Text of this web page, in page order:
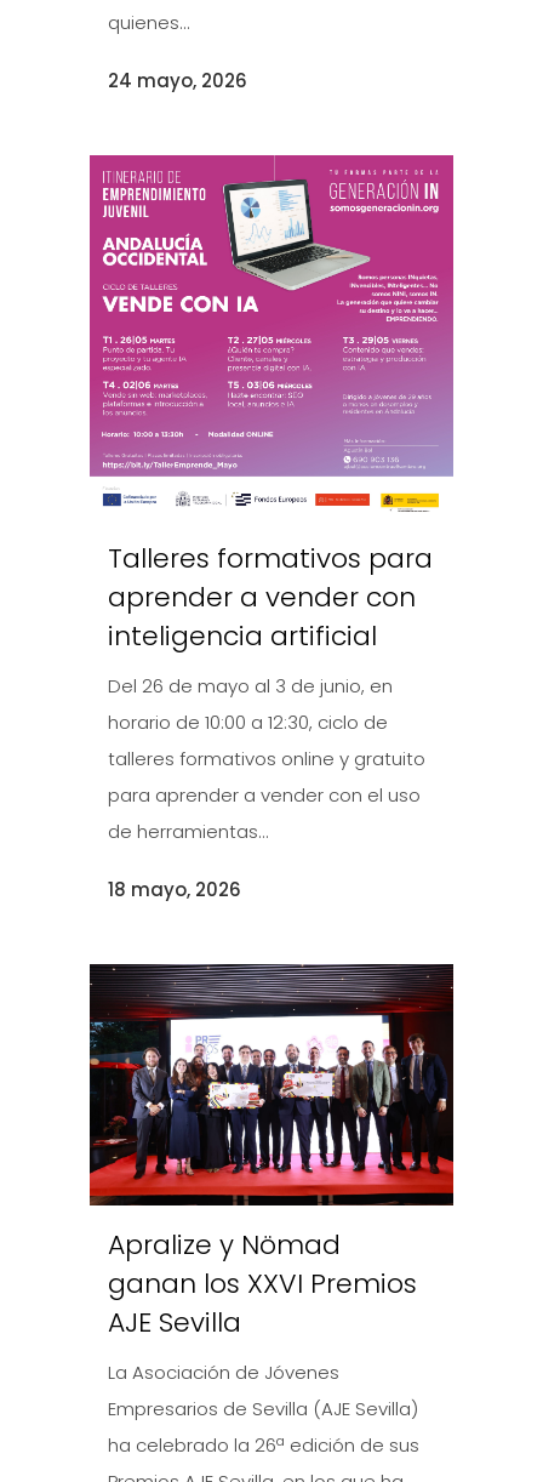
quienes...
24 mayo, 2026
Talleres formativos para
aprender a vender con
inteligencia artificial
Del 26 de mayo al 3 de junio, en
horario de 10:00 a 12:30, ciclo de
talleres formativos online y gratuito
para aprender a vender con el uso
de herramientas...
18 mayo, 2026
Apralize y Nömad
ganan los XXVI Premios
AJE Sevilla
La Asociación de Jóvenes
Empresarios de Sevilla (AJE Sevilla)
ha celebrado la 26ª edición de sus